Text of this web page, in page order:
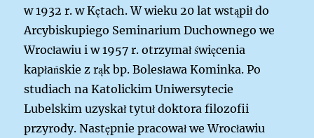
w 1932 r. w Kętach. W wieku 20 lat wstąpił do
Arcybiskupiego Seminarium Duchownego we
Wrocławiu i w 1957 r. otrzymał święcenia
kapłańskie z rąk bp. Bolesława Kominka. Po
studiach na Katolickim Uniwersytecie
Lubelskim uzyskał tytuł doktora filozofii
przyrody. Następnie pracował we Wrocławiu